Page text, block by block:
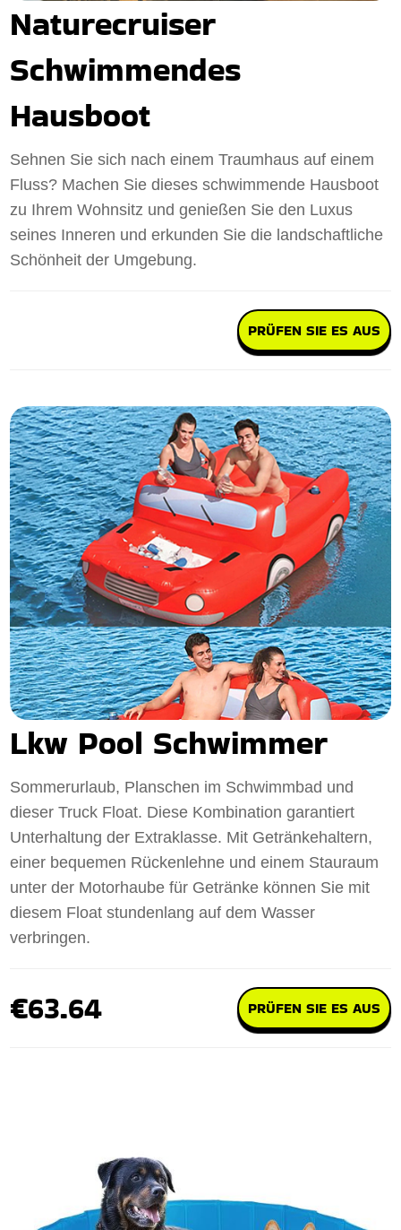
Naturecruiser
Schwimmendes
Hausboot
Sehnen Sie sich nach einem Traumhaus auf einem
Fluss? Machen Sie dieses schwimmende Hausboot
zu Ihrem Wohnsitz und genießen Sie den Luxus
seines Inneren und erkunden Sie die landschaftliche
Schönheit der Umgebung.
PRÜFEN SIE ES AUS
Lkw Pool Schwimmer
Sommerurlaub, Planschen im Schwimmbad und
dieser Truck Float. Diese Kombination garantiert
Unterhaltung der Extraklasse. Mit Getränkehaltern,
einer bequemen Rückenlehne und einem Stauraum
unter der Motorhaube für Getränke können Sie mit
diesem Float stundenlang auf dem Wasser
verbringen.
€63.64 PRÜFEN SIE ES AUS